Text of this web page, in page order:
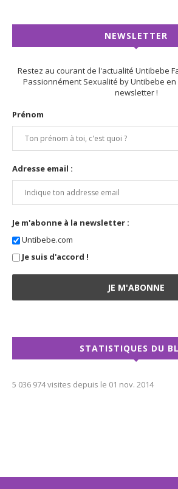
NEWSLETTER
Restez au courant de l'actualité Untibebe
Passionnément Sexualité by Untibebe
newsletter !
Prénom
Adresse email :
Je m'abonne à la newsletter :
Untibebe.com
Je suis d'accord !
STATISTIQUES DU
5 036 974 visites depuis le 01 nov. 2014